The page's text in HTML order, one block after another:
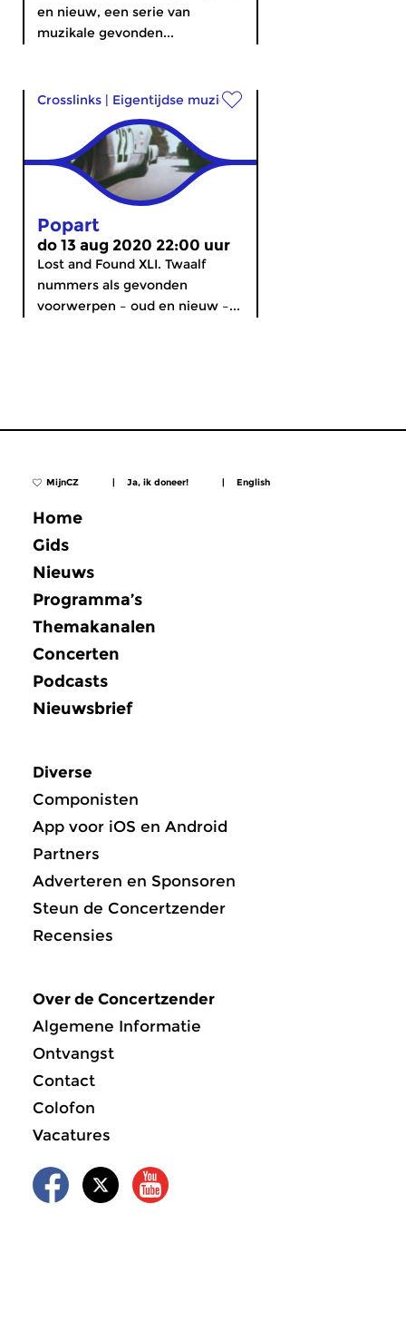
en nieuw, een serie van
muzikale gevonden...
Crosslinks | Eigentijdse muziek
Popart
do 13 aug 2020 22:00 uur
Lost and Found XLI. Twaalf
nummers als gevonden
voorwerpen – oud en nieuw –...
MijnCZ | Ja, ik doneer! | English
Home
Gids
Nieuws
Programma’s
Themakanalen
Concerten
Podcasts
Nieuwsbrief
Diverse
Componisten
App voor iOS en Android
Partners
Adverteren en Sponsoren
Steun de Concertzender
Recensies
Over de Concertzender
Algemene Informatie
Ontvangst
Contact
Colofon
Vacatures